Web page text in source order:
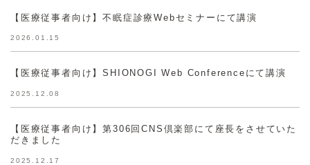
【医療従事者向け】不眠症診療Webセミナーにて講演
2026.01.15
【医療従事者向け】SHIONOGI Web Conferenceにて講演
2025.12.08
【医療従事者向け】第306回CNS倶楽部にて座長をさせていた
だきました
2025.12.17